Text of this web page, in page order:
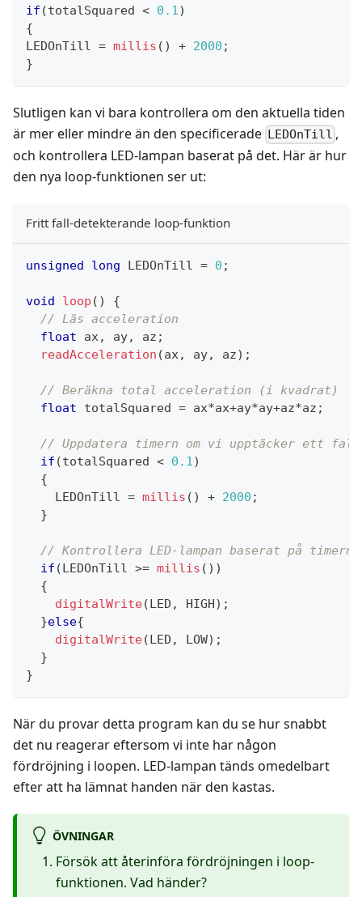
if (totalSquared < 0.1)
{
LEDOnTill = millis ( ) + 2000 ;
}
Slutligen kan vi bara kontrollera om den aktuella tiden
är mer eller mindre än den specificerade LEDOnTill ,
och kontrollera LED-lampan baserat på det. Här är hur
den nya loop-funktionen ser ut:
Fritt fall-detekterande loop-funktion
unsigned long LEDOnTill = 0 ;
void loop ( )
{
// Läs acceleration
float ax, ay, az ;
readAcceleration (ax, ay, az) ;
// Beräkna total acceleration (i kvadrat)
float totalSquared = ax*ax+ay*ay+az*az ;
// Uppdatera timern om vi upptäcker ett fall
if (totalSquared < 0.1)
{
    LEDOnTill
= millis ( ) + 2000 ;
}
// Kontrollera LED-lampan baserat på timern
if (LEDOnTill >= millis ( ) )
{
digitalWrite(LED , HIGH) ;
}else{
digitalWrite(LED , LOW) ;
}
}
När du provar detta program kan du se hur snabbt
det nu reagerar eftersom vi inte har någon
fördröjning i loopen. LED-lampan tänds omedelbart
efter att ha lämnat handen när den kastas.
ÖVNINGAR
Försök att återinföra fördröjningen i loop-
funktionen. Vad händer?